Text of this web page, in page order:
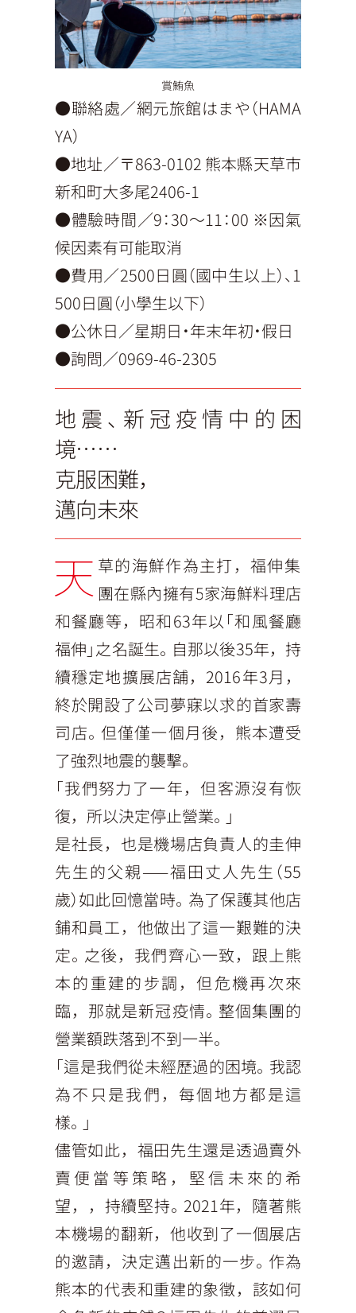
賞鮪魚
●聯絡處／網元旅館はまや（HAMA
YA）
●地址／〒863-0102 熊本縣天草市
新和町大多尾2406-1
●體驗時間／9：30〜11：00 ※因氣
候因素有可能取消
●費用／2500日圓（國中生以上）、1
500日圓（小學生以下）
●公休日／星期日・年末年初・假日
●詢問／0969-46-2305
地震、新冠疫情中的困
境……
克服困難，
邁向未來
天 草的海鮮作為主打，福伸集
團在縣內擁有5家海鮮料理店
和餐廳等，昭和63年以「和風餐廳
福伸」之名誕生。自那以後35年，持
續穩定地擴展店舗，2016年3月，
終於開設了公司夢寐以求的首家壽
司店。但僅僅一個月後，熊本遭受
了強烈地震的襲擊。
「我們努力了一年，但客源沒有恢
復，所以決定停止營業。」
是社長，也是機場店負責人的圭伸
先生的父親——福田丈人先生（55
歲）如此回憶當時。為了保護其他店
鋪和員工，他做出了這一艱難的決
定。之後，我們齊心一致，跟上熊
本的重建的步調，但危機再次來
臨，那就是新冠疫情。整個集團的
營業額跌落到不到一半。
「這是我們從未經歷過的困境。我認
為不只是我們，每個地方都是這
樣。」
儘管如此，福田先生還是透過賣外
賣便當等策略，堅信未來的希
望，，持續堅持。2021年，隨著熊
本機場的翻新，他收到了一個展店
的邀請，決定邁出新的一步。作為
熊本的代表和重建的象徵，該如何